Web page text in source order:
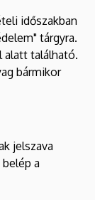
időszakban
tárgyra.
alatt található.
bármikor
jelszava
a